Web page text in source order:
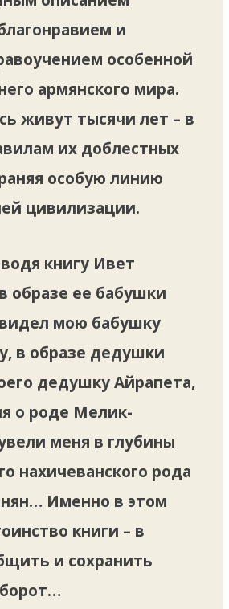
и
особенной
армянского мира.
живут тысячи лет – в
их доблестных
особую линию
цивилизации.
книгу Ивет
образе ее бабушки
мою бабушку
в образе дедушки
дедушку Айрапета,
о роде Мелик-
меня в глубины
нахичеванского рода
Именно в этом
книги – в
и сохранить